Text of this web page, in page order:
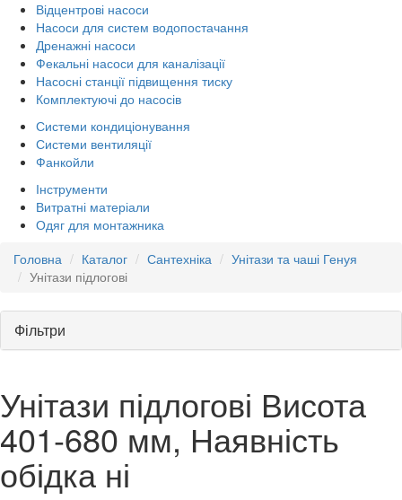
Відцентрові насоси
Насоси для систем водопостачання
Дренажні насоси
Фекальні насоси для каналізації
Насосні станції підвищення тиску
Комплектуючі до насосів
Системи кондиціонування
Системи вентиляції
Фанкойли
Інструменти
Витратні матеріали
Одяг для монтажника
Головна
Каталог Сантехніка
Унітази та чаші Генуя
Унітази підлогові
Фільтри
Унітази підлогові Висота
401-680 мм, Наявність
обідка ні